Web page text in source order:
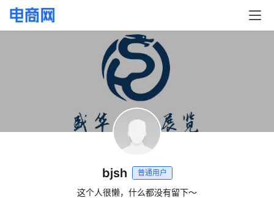
bjsh 普通用户
这个人很懒，什么都没有留下～